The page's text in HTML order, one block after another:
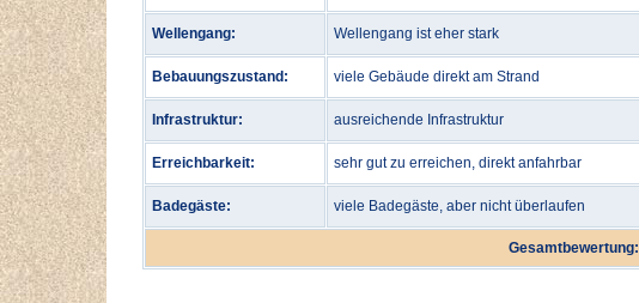
Wellengang: Wellengang ist eher stark
Bebauungszustand: viele Gebäude direkt am Strand
Infrastruktur: ausreichende Infrastruktur
Erreichbarkeit: sehr gut zu erreichen, direkt anfahrbar
Badegäste: viele Badegäste, aber nicht überlaufen
Gesamtbewertung: